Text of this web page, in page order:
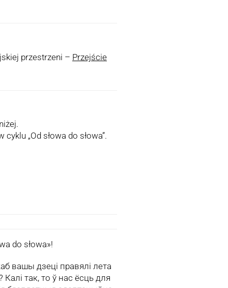
przestrzeni – Przejście
„Od słowa do słowa”.
do słowa»!
вашы дзеці правялі лета
так, то ў нас ёсць для